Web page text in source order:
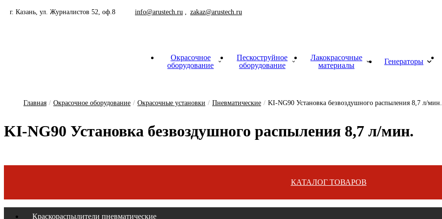
г. Казань, ул. Журналистов 52, оф.8 info@arustech.ru zakaz@arustech.ru
Окрасочное
оборудование
Пескоструйное
оборудование
Лакокрасочные
материалы
Генераторы
Главная / Окрасочное оборудование / Окрасочные установки / Пневматические / KI-NG90 Установка безвоздушного распыления 8,7 л/мин.
KI-NG90 Ус­та­нов­ка без­воздуш­но­го рас­пы­ле­ния 8,7 л/мин.
КАТАЛОГ ТОВАРОВ
Краскораспылители пневматические